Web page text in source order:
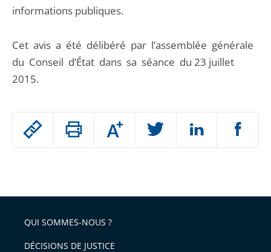
Passer
arriver
après
Augmenter
ou
l'article
pour
informations publiques.
Cet avis a été délibéré par l’assemblée générale
du Conseil d’État dans sa séance du 23 juillet
2015.
QUI SOMMES-NOUS ?
DÉCISIONS DE JUSTICE